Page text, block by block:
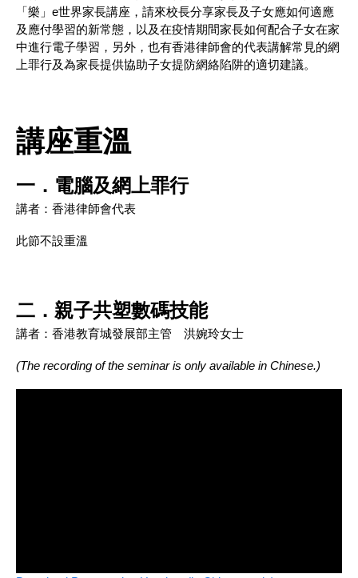
「樂」e世界家長講座，請來校長分享家長及子女應如何適應
及應付學習的新常態，以及在疫情期間家長如何配合子女在家
中進行電子學習，另外，也有香港律師會的代表講解常見的網
上罪行及為家長提供協助子女提防網絡陷阱的適切建議。
講座重溫
一．電腦及網上罪行
講者：香港律師會代表
此節不設重溫
二．親子共塑數碼技能
講者：香港教育城發展部主管 洪婉玲女士
(The recording of the seminar is only available in Chinese.)